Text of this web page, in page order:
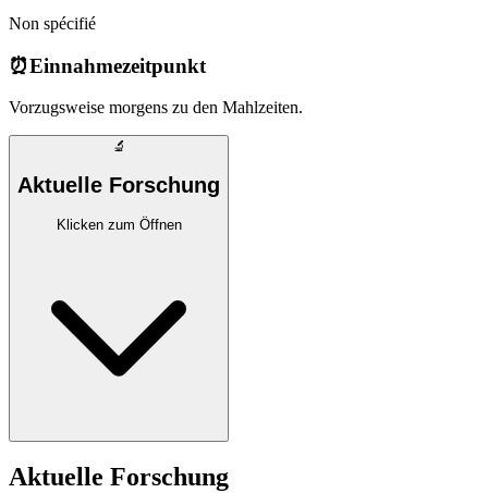
Non spécifié
⏰Einnahmezeitpunkt
Vorzugsweise morgens zu den Mahlzeiten.
🔬
Aktuelle Forschung
Klicken zum Öffnen
Aktuelle Forschung